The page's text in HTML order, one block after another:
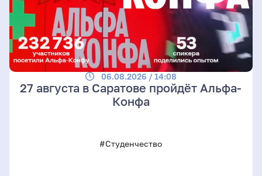
06.08.2026 / 14:08
27 августа в Саратове пройдёт Альфа-
Конфа
#Студенчество